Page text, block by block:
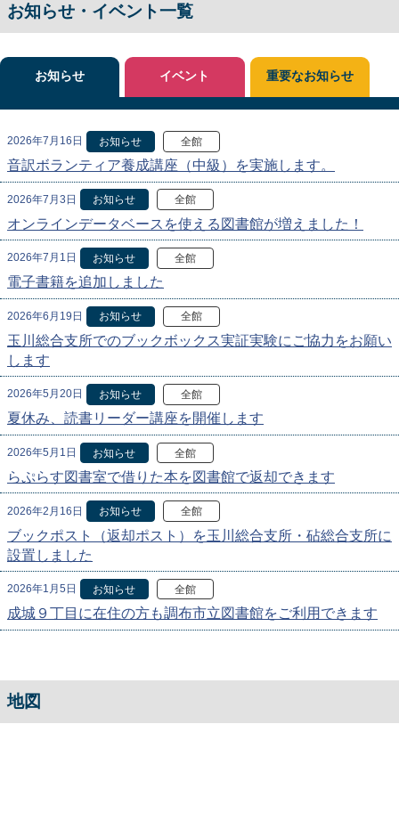
お知らせ・イベント一覧
お知らせ
2026年7月16日 お知らせ 全館
音訳ボランティア養成講座（中級）を実施します。
2026年7月3日 お知らせ 全館
オンラインデータベースを使える図書館が増えました！
2026年7月1日 お知らせ 全館
電子書籍を追加しました
2026年6月19日 お知らせ 全館
玉川総合支所でのブックボックス実証実験にご協力をお願い
します
2026年5月20日 お知らせ 全館
夏休み、読書リーダー講座を開催します
2026年5月1日 お知らせ 全館
らぷらす図書室で借りた本を図書館で返却できます
2026年2月16日 お知らせ 全館
ブックポスト（返却ポスト）を玉川総合支所・砧総合支所に
設置しました
2026年1月5日 お知らせ 全館
成城９丁目に在住の方も調布市立図書館をご利用できます
イベント 重要なお知らせ
地図